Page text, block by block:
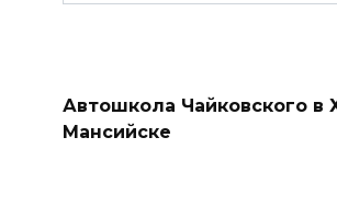
Автошкола Чайковского в
Мансийске